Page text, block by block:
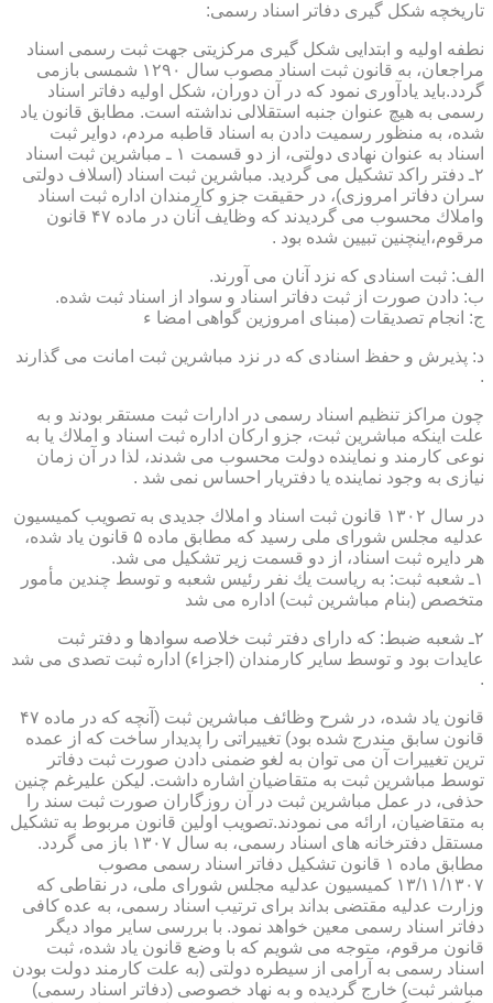
تاریخچه شكل گیری دفاتر اسناد رسمی:
نطفه اولیه و ابتدایی شكل گیری مركزیتی جهت ثبت رسمی اسناد
مراجعان، به قانون ثبت اسناد مصوب سال ۱۲۹۰ شمسی بازمی
گردد.باید یادآوری نمود كه در آن دوران، شكل اولیه دفاتر اسناد
رسمی به هیچ عنوان جنبه استقلالی نداشته است. مطابق قانون یاد
شده، به منظور رسمیت دادن به اسناد قاطبه مردم، دوایر ثبت
اسناد به عنوان نهادی دولتی، از دو قسمت ۱ ـ مباشرین ثبت اسناد
۲ـ دفتر راكد تشكیل می گردید. مباشرین ثبت اسناد (اسلاف دولتی
سران دفاتر امروزی)، در حقیقت جزو كارمندان اداره ثبت اسناد
واملاك محسوب می گردیدند كه وظایف آنان در ماده ۴۷ قانون
مرقوم،اینچنین تبیین شده بود .
الف: ثبت اسنادی كه نزد آنان می آورند.
ب: دادن صورت از ثبت دفاتر اسناد و سواد از اسناد ثبت شده.
ج: انجام تصدیقات (مبنای امروزین گواهی امضا ء
د: پذیرش و حفظ اسنادی كه در نزد مباشرین ثبت امانت می گذارند
.
چون مراكز تنظیم اسناد رسمی در ادارات ثبت مستقر بودند و به
علت اینكه مباشرین ثبت، جزو اركان اداره ثبت اسناد و املاك یا به
نوعی كارمند و نماینده دولت محسوب می شدند، لذا در آن زمان
نیازی به وجود نماینده یا دفتریار احساس نمی شد .
در سال ۱۳۰۲ قانون ثبت اسناد و املاك جدیدی به تصویب كمیسیون
عدلیه مجلس شورای ملی رسید كه مطابق ماده ۵ قانون یاد شده،
هر دایره ثبت اسناد، از دو قسمت زیر تشكیل می شد.
۱ـ شعبه ثبت: به ریاست یك نفر رئیس شعبه و توسط چندین مأمور
متخصص (بنام مباشرین ثبت) اداره می شد
۲ـ شعبه ضبط: كه دارای دفتر ثبت خلاصه سوادها و دفتر ثبت
عایدات بود و توسط سایر كارمندان (اجزاء) اداره ثبت تصدی می شد
.
قانون یاد شده، در شرح وظائف مباشرین ثبت (آنچه كه در ماده ۴۷
قانون سابق مندرج شده بود) تغییراتی را پدیدار ساخت كه از عمده
ترین تغییرات آن می توان به لغو ضمنی دادن صورت ثبت دفاتر
توسط مباشرین ثبت به متقاضیان اشاره داشت. لیكن علیرغم چنین
حذفی، در عمل مباشرین ثبت در آن روزگاران صورت ثبت سند را
به متقاضیان، ارائه می نمودند.تصویب اولین قانون مربوط به تشكیل
مستقل دفترخانه های اسناد رسمی، به سال ۱۳۰۷ باز می گردد.
مطابق ماده ۱ قانون تشكیل دفاتر اسناد رسمی مصوب
۱۳/۱۱/۱۳۰۷ كمیسیون عدلیه مجلس شورای ملی، در نقاطی كه
وزارت عدلیه مقتضی بداند برای ترتیب اسناد رسمی، به عده كافی
دفاتر اسناد رسمی معین خواهد نمود. با بررسی سایر مواد دیگر
قانون مرقوم، متوجه می شویم كه با وضع قانون یاد شده، ثبت
اسناد رسمی به آرامی از سیطره دولتی (به علت كارمند دولت بودن
مباشر ثبت) خارج گردیده و به نهاد خصوصی (دفاتر اسناد رسمی)